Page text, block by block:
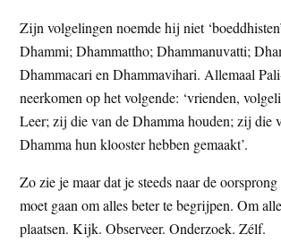
Zijn volgelingen noemde hij niet
Dhammi; Dhammattho; Dhammanuvatti;
Dhammacari en Dhammavihari. Allemaal
neerkomen op het volgende: ‘vrienden,
Leer; zij die van de Dhamma houden; zij die
Dhamma hun klooster hebben gemaakt’.
Zo zie je maar dat je steeds naar de
moet gaan om alles beter te begrijpen. Om
plaatsen. Kijk. Observeer. Onderzoek. Zélf.